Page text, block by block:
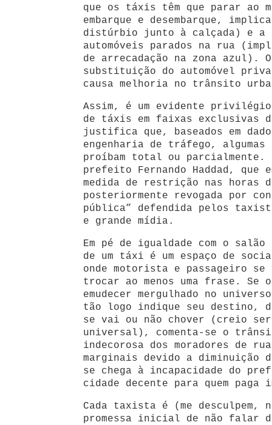
que os táxis têm que parar ao
embarque e desembarque,
distúrbio junto à calçada) e a
automóveis parados na rua
de arrecadação na zona azul).
substituição do automóvel
causa melhoria no trânsito
Assim, é um evidente
de táxis em faixas exclusivas
justifica que, baseados em
engenharia de tráfego, algumas
proíbam total ou parcialmente.
prefeito Fernando Haddad, que
medida de restrição nas horas
posteriormente revogada por
pública” defendida pelos
e grande mídia.
Em pé de igualdade com o
de um táxi é um espaço de
onde motorista e passageiro se
trocar ao menos uma frase. Se
emudecer mergulhado no
tão logo indique seu destino,
se vai ou não chover (creio ser
universal), comenta-se o
indecorosa dos moradores de
marginais devido a diminuição
se chega à incapacidade do
cidade decente para quem paga
Cada taxista é (me desculpem,
promessa inicial de não falar